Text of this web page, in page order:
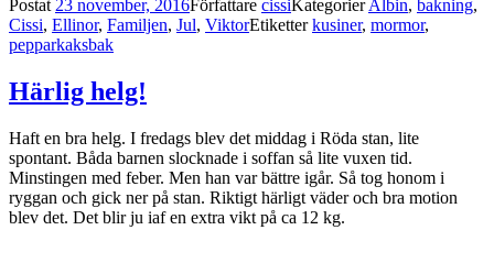
Postat 23 november, 2016Författare cissiKategorierAlbin, bakning,
Cissi, Ellinor, Familjen, Jul, ViktorEtiketterkusiner, mormor,
pepparkaksbak
Härlig helg!
Haft en bra helg. I fredags blev det middag i Röda stan, lite
spontant. Båda barnen slocknade i soffan så lite vuxen tid.
Minstingen med feber. Men han var bättre igår. Så tog honom i
ryggan och gick ner på stan. Riktigt härligt väder och bra motion
blev det. Det blir ju iaf en extra vikt på ca 12 kg.